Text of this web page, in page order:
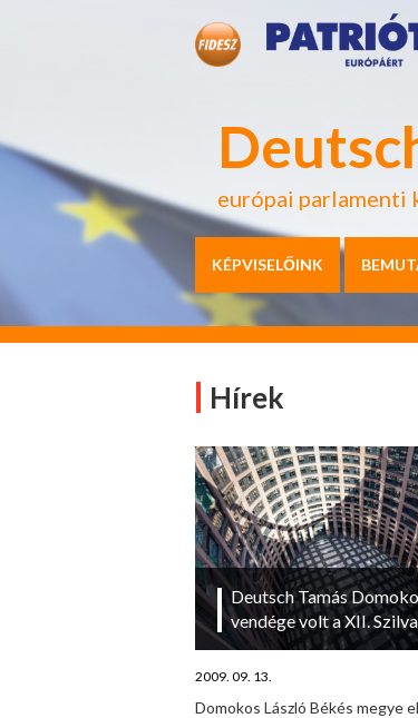
európai parlamenti
KÉPVISELŐINK
Hírek
Deutsch Tamás
vendége volt a XII.
2009. 09. 13.
Domokos László Békés megye